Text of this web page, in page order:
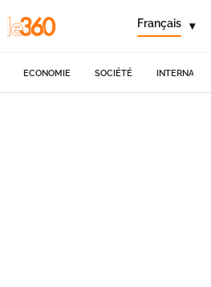
Français ▾
ECONOMIE SOCIÉTÉ